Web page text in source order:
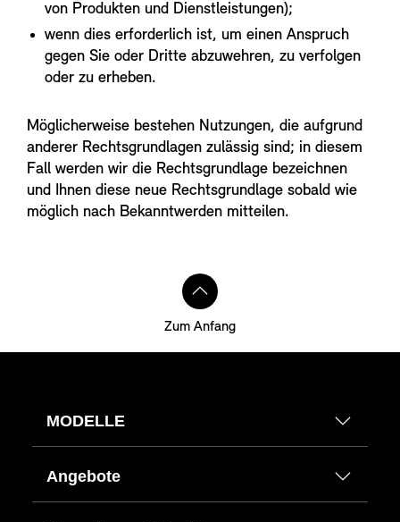
von Produkten und Dienstleistungen);
wenn dies erforderlich ist, um einen Anspruch
gegen Sie oder Dritte abzuwehren, zu verfolgen
oder zu erheben.
Möglicherweise bestehen Nutzungen, die aufgrund
anderer Rechtsgrundlagen zulässig sind; in diesem
Fall werden wir die Rechtsgrundlage bezeichnen
und Ihnen diese neue Rechtsgrundlage sobald wie
möglich nach Bekanntwerden mitteilen.
Zum Anfang
MODELLE
Angebote